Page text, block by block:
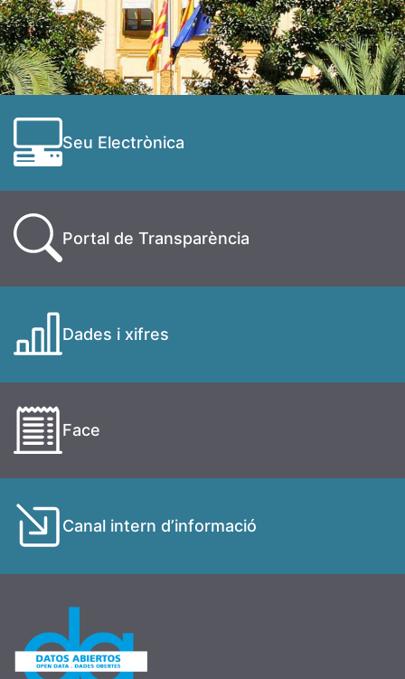
Seu Electrònica
Portal de Transparència
Dades i xifres
Face
Canal intern d’informació